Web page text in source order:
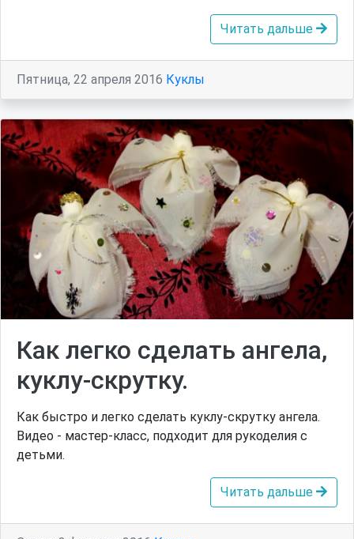
Читать дальше
Пятница, 22 апреля 2016 Куклы
Как легко сделать ангела,
куклу-скрутку.
Как быстро и легко сделать куклу-скрутку ангела.
Видео - мастер-класс, подходит для рукоделия с
детьми.
Читать дальше